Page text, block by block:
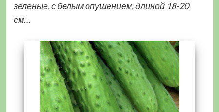
зеленые, с белым опушением, длиной 18-20
см…